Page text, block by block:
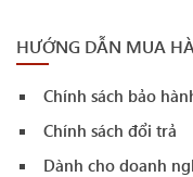
HƯỚNG DẪN MUA
Chính sách bảo
Chính sách đổi trả
Dành cho doanh